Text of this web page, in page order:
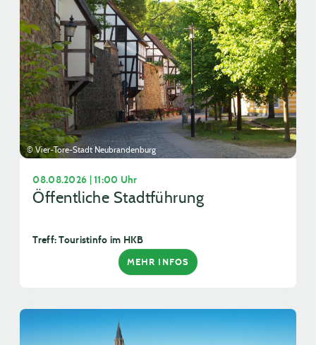
© Vier-Tore-Stadt Neubrandenburg
08.08.2026 | 11:00 Uhr
Öffentliche Stadtführung
Treff: Touristinfo im HKB
MEHR INFOS